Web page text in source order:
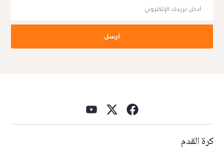
أرسل
كرة القدم